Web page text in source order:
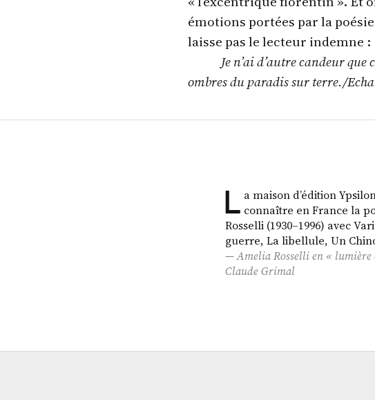
émotions portées par la
laisse pas le lecteur indemne :
Je n’ai d’autre candeur
ombres du paradis sur terre./
L a maison d’édition
connaître en France la
Rosselli (1930–1996) avec
guerre, La libellule, Un
Amelia Rosselli en « lumière
Claude Grimal